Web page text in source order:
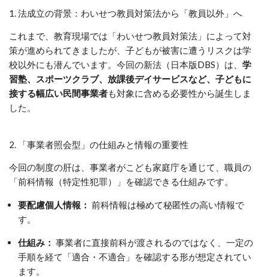
1. 法成立の背景：わいせつ教員対策法から「教員以外」へ
これまで、教育現場では「わいせつ教員対策法」によって対
策が進められてきましたが、子どもが被害に遭うリスクは学
校以外にも潜んでいます。今回の新法（日本版DBS）は、 学
習塾、スポーツクラブ、放課後デイサービスなど、子どもに
接する幅広い民間事業者も対象に含める必要性から誕生しま
した。
2. 「事業者照会型」の仕組みと情報の重要性
今回の制度の肝は、事業者がこども家庭庁を通じて、職員の
「前科情報（特定性犯罪）」を確認できる仕組みです。
要配慮個人情報： 前科情報は極めて秘匿性の高い情報で
す。
仕組み： 事業者に直接前科が渡されるのではなく、一定の
手順を経て「適合・不適合」を確認する形が想定されてい
ます。